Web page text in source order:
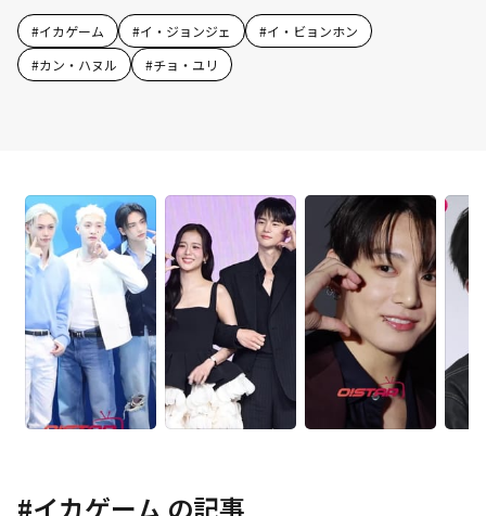
#イカゲーム #イ・ジョンジェ #イ・ビョンホン
#カン・ハヌル #チョ・ユリ
#イカゲーム の記事